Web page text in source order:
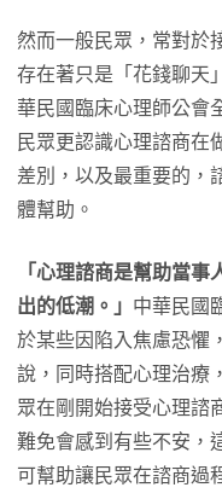
然而一般民眾，常對於
存在著只是「花錢聊天
華民國臨床心理師公會
民眾更認識心理諮商在
差別，以及最重要的，
體幫助。
「心理諮商是幫助當
出的低潮。」 中華民國
於某些因陷入焦慮恐懼
說，同時搭配心理治療
眾在剛開始接受心理諮
難免會感到有些不安，
可幫助讓民眾在諮商過